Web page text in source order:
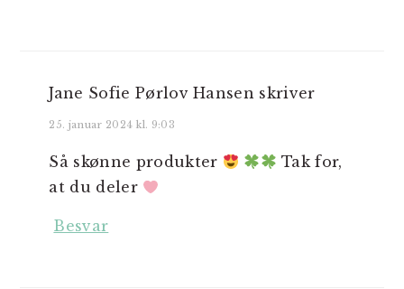
Jane Sofie Pørlov Hansen skriver
25. januar 2024 kl. 9:03
Så skønne produkter
Tak for,
at du deler
Besvar